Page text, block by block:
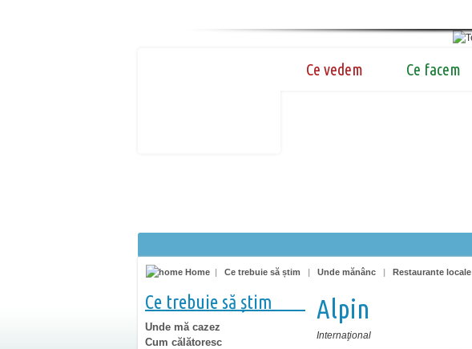
Ce vedem Ce facem
Home | Ce trebuie să știm | Unde mănânc | Restaurante locale
Ce trebuie să știm
Unde mă cazez
Cum călătoresc
Alpin
Internaţional